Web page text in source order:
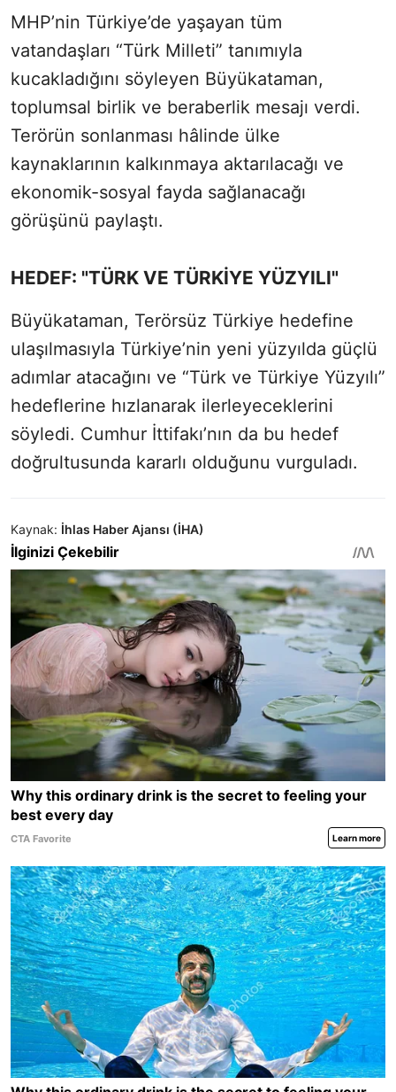
MHP’nin Türkiye’de yaşayan tüm
vatandaşları “Türk Milleti” tanımıyla
kucakladığını söyleyen Büyükataman,
toplumsal birlik ve beraberlik mesajı verdi.
Terörün sonlanması hâlinde ülke
kaynaklarının kalkınmaya aktarılacağı ve
ekonomik-sosyal fayda sağlanacağı
görüşünü paylaştı.
HEDEF: "TÜRK VE TÜRKİYE YÜZYILI"
Büyükataman, Terörsüz Türkiye hedefine
ulaşılmasıyla Türkiye’nin yeni yüzyılda güçlü
adımlar atacağını ve “Türk ve Türkiye Yüzyılı”
hedeflerine hızlanarak ilerleyeceklerini
söyledi. Cumhur İttifakı’nın da bu hedef
doğrultusunda kararlı olduğunu vurguladı.
Kaynak: İhlas Haber Ajansı (İHA)